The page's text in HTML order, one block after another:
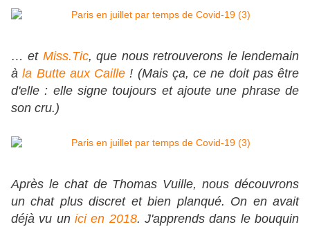
… et Miss.Tic, que nous retrouverons le lendemain
àla Butte aux Caille ! (Mais ça, ce ne doit pas être
d'elle : elle signe toujours et ajoute une phrase de
son cru.)
Après le chat de Thomas Vuille, nous découvrons
un chat plus discret et bien planqué. On en avait
déjà vu un ici en 2018. J'apprends dans le bouquin